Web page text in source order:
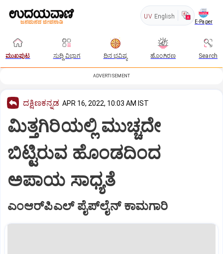
UV English
E-Paper
ಮುಖಪುಟ ಸುದ್ದಿ ವಿಭಾಗ ದಿನ ಭವಿಷ್ಯ ಹೊಂಗಿರಣ Search
ADVERTISEMENT
ದಕ್ಷಿಣಕನ್ನಡ APR 16, 2022, 10:03 AM IST
ಮಿತ್ತಗಿರಿಯಲ್ಲಿ ಮುಚ್ಚದೇ
ಬಿಟ್ಟಿರುವ ಹೊಂಡದಿಂದ
ಅಪಾಯ ಸಾಧ್ಯತೆ
ಎಂಆರ್‌ಪಿಎಲ್‌ ಪೈಪ್‌ಲೈನ್‌ ಕಾಮಗಾರಿ